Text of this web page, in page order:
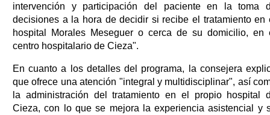
intervención y participación del paciente en la toma
decisiones a la hora de decidir si recibe el tratamiento en
hospital Morales Meseguer o cerca de su domicilio, en
centro hospitalario de Cieza".
En cuanto a los detalles del programa, la consejera
que ofrece una atención "integral y multidisciplinar", así
la administración del tratamiento en el propio hospital
Cieza, con lo que se mejora la experiencia asistencial y